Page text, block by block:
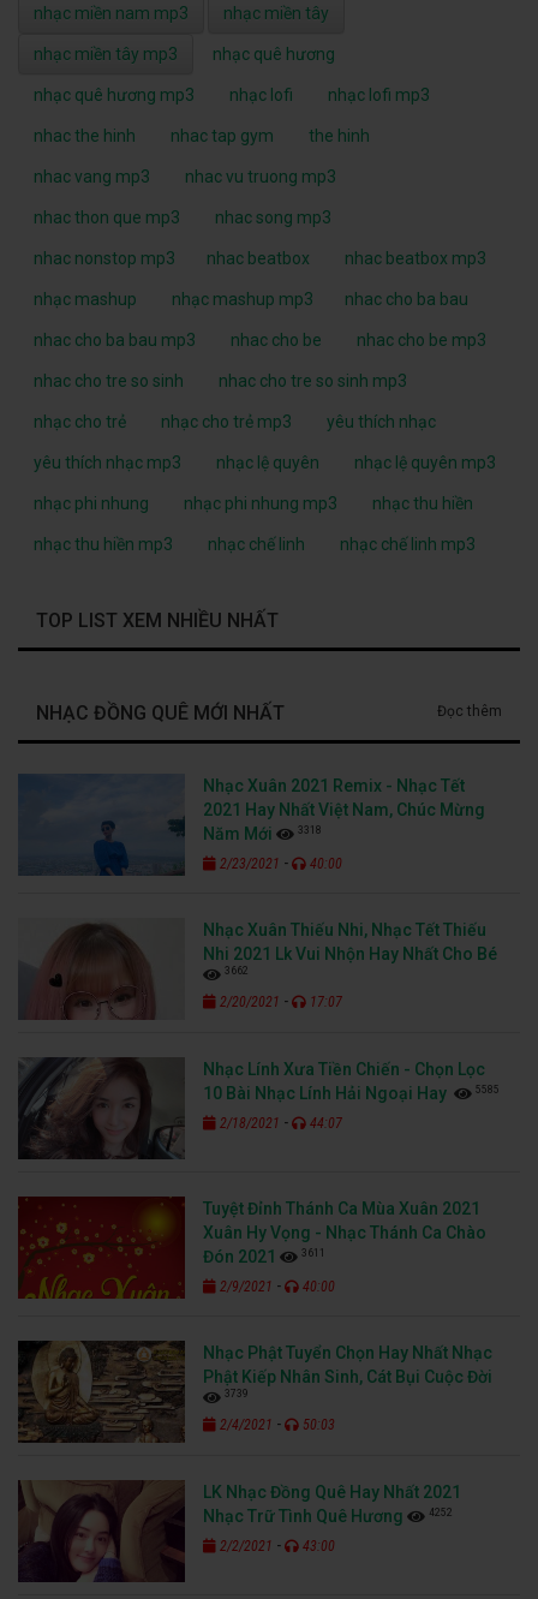
nhạc miền nam mp3 nhạc miền tây
nhạc miền tây mp3 nhạc quê hương
nhạc quê hương mp3 nhạc lofi nhạc lofi mp3
nhac the hinh nhac tap gym the hinh
nhac vang mp3 nhac vu truong mp3
nhac thon que mp3 nhac song mp3
nhac nonstop mp3 nhac beatbox nhac beatbox mp3
nhạc mashup nhạc mashup mp3 nhac cho ba bau
nhac cho ba bau mp3 nhac cho be nhac cho be mp3
nhac cho tre so sinh nhac cho tre so sinh mp3
nhạc cho trẻ nhạc cho trẻ mp3 yêu thích nhạc
yêu thích nhạc mp3 nhạc lệ quyên nhạc lệ quyên mp3
nhạc phi nhung nhạc phi nhung mp3 nhạc thu hiền
nhạc thu hiền mp3 nhạc chế linh nhạc chế linh mp3
TOP LIST XEM NHIỀU NHẤT
NHẠC ĐỒNG QUÊ MỚI NHẤT Đọc thêm
Nhạc Xuân 2021 Remix - Nhạc Tết
2021 Hay Nhất Việt Nam, Chúc Mừng
Năm Mới
3318
2/23/2021 - 40:00
Nhạc Xuân Thiếu Nhi, Nhạc Tết Thiếu
Nhi 2021 Lk Vui Nhộn Hay Nhất Cho Bé
3662
2/20/2021 - 17:07
Nhạc Lính Xưa Tiền Chiến - Chọn Lọc
10 Bài Nhạc Lính Hải Ngoại Hay
5585
2/18/2021 - 44:07
Tuyệt Đỉnh Thánh Ca Mùa Xuân 2021
Xuân Hy Vọng - Nhạc Thánh Ca Chào
Đón 2021
3611
2/9/2021 - 40:00
Nhạc Phật Tuyển Chọn Hay Nhất Nhạc
Phật Kiếp Nhân Sinh, Cát Bụi Cuộc Đời
3739
2/4/2021 - 50:03
LK Nhạc Đồng Quê Hay Nhất 2021
Nhạc Trữ Tình Quê Hương
4252
2/2/2021 - 43:00